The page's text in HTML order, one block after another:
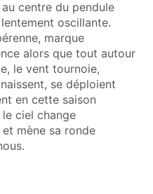
centre du pendule
oscillante.
marque
alors que tout autour
le vent tournoie,
se déploient
en cette saison
le ciel change
et mène sa ronde